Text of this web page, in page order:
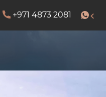
إذن بالبقاء
+971 4873 2081